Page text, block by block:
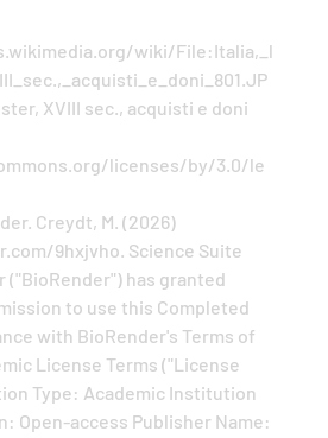
wiki/File:Italia,_l
XVIII sec., acquisti e doni
licenses/by/3.0/le
Creydt, M. (2026)
9hxjvho. Science Suite
("BioRender") has granted
to use this Completed
with BioRender's Terms of
License Terms ("License
Type: Academic Institution
Open-access Publisher Name: